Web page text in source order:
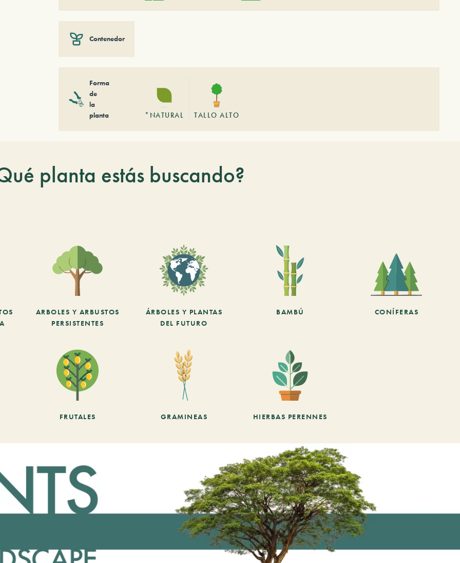
Contenedor
Forma
de
la
planta
*NATURAL TALLO ALTO
planta estás buscando?
ARBOLES Y ARBUSTOS
PERSISTENTES
ÁRBOLES Y PLANTAS
DEL FUTURO
BAMBÚ CONÍFERAS
FRUTALES GRAMINEAS HIERBAS PERENNES